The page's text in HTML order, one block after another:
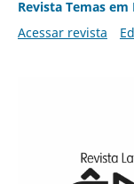
Revista Temas em
Acessar revista